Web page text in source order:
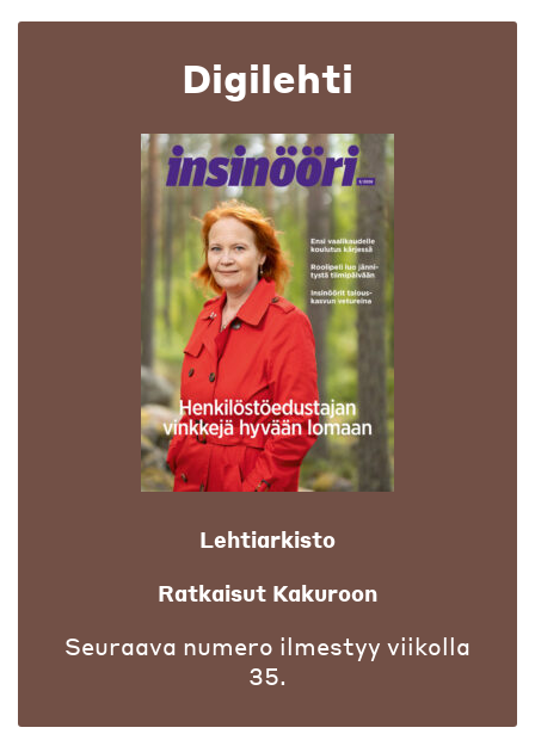
Digilehti
Lehtiarkisto
Ratkaisut Kakuroon
Seuraava numero ilmestyy viikolla
35.